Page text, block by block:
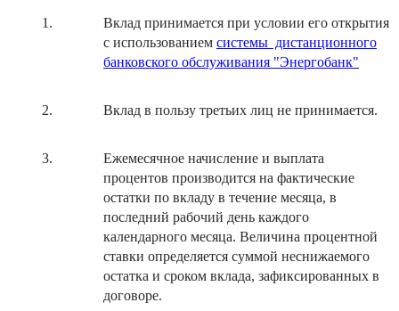
Вклад принимается при условии его открытия
с использованием системы дистанционного
банковского обслуживания "Энергобанк"
Вклад в пользу третьих лиц не принимается.
Ежемесячное начисление и выплата
процентов производится на фактические
остатки по вкладу в течение месяца, в
последний рабочий день каждого
календарного месяца. Величина процентной
ставки определяется суммой неснижаемого
остатка и сроком вклада, зафиксированных в
договоре.